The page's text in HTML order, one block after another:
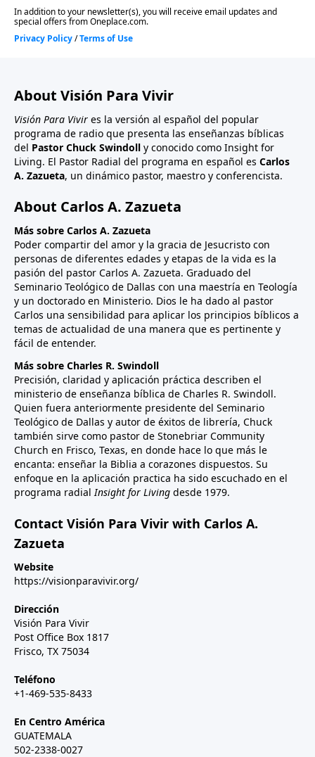
About Visión Para Vivir
Visión Para Vivir es la versión al español del popular
programa de radio que presenta las enseñanzas bíblicas
del Pastor Chuck Swindoll y conocido como Insight for
Living. El Pastor Radial del programa en español es Carlos
A. Zazueta, un dinámico pastor, maestro y conferencista.
About Carlos A. Zazueta
Más sobre Carlos A. Zazueta
Poder compartir del amor y la gracia de Jesucristo con
personas de diferentes edades y etapas de la vida es la
pasión del pastor Carlos A. Zazueta. Graduado del
Seminario Teológico de Dallas con una maestría en Teología
y un doctorado en Ministerio. Dios le ha dado al pastor
Carlos una sensibilidad para aplicar los principios bíblicos a
temas de actualidad de una manera que es pertinente y
fácil de entender.
Más sobre Charles R. Swindoll
Precisión, claridad y aplicación práctica describen el
ministerio de enseñanza bíblica de Charles R. Swindoll.
Quien fuera anteriormente presidente del Seminario
Teológico de Dallas y autor de éxitos de librería, Chuck
también sirve como pastor de Stonebriar Community
Church en Frisco, Texas, en donde hace lo que más le
encanta: enseñar la Biblia a corazones dispuestos. Su
enfoque en la aplicación practica ha sido escuchado en el
programa radial Insight for Living desde 1979.
Contact Visión Para Vivir with Carlos A.
Zazueta
Website
https://visionparavivir.org/
Dirección
Visión Para Vivir
Post Office Box 1817
Frisco, TX 75034
Teléfono
+1-469-535-8433
En Centro América
GUATEMALA
502-2338-0027